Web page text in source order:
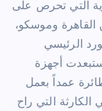
التي تحرص على
القاهرة وموسكو،
الرئيسي
أجهزة
عمداً بعمل
التي راح